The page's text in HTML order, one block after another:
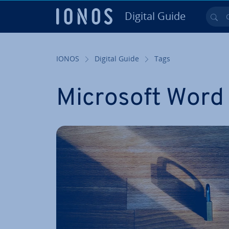
Digital Guide
IONOS Digital Guide Tags
Microsoft Word